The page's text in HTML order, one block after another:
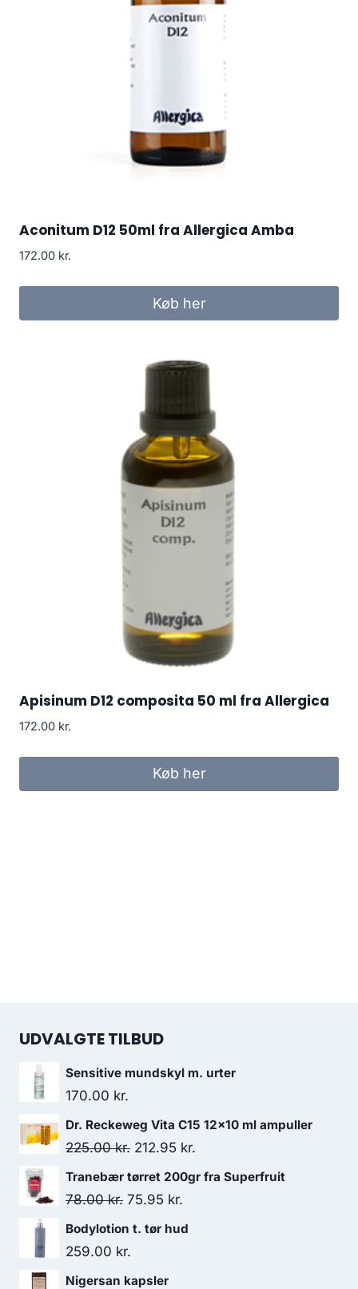
Aconitum D12 50ml fra Allergica Amba
172.00 kr.
Køb her
Apisinum D12 composita 50 ml fra Allergica
172.00 kr.
Køb her
UDVALGTE TILBUD
Sensitive mundskyl m. urter
170.00 kr.
Dr. Reckeweg Vita C15 12x10 ml ampuller
225.00kr. Den
oprindelige
pris
212.95 kr.
aktuelle
Tranebær tørret 200gr fra Superfruit
78.00kr. Den
oprindelige
pris
75.95 kr.
aktuelle
Bodylotion t. tør hud
259.00 kr.
Nigersan kapsler